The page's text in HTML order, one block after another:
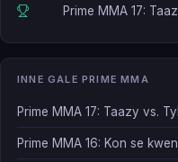
Prime MMA 17:
INNE GALE PRIME MMA
Prime MMA 17: Taazy vs.
Prime MMA 16: Kon se